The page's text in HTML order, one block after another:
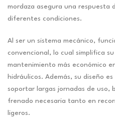
mordaza asegura una respuesta
diferentes condiciones.
Al ser un sistema mecánico,
convencional, lo cual simplifica
mantenimiento más económico
hidráulicos. Además, su diseño
soportar largas jornadas de uso,
frenado necesaria tanto en
ligeros.